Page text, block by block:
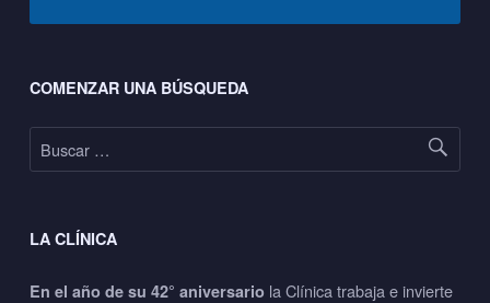
COMENZAR UNA BÚSQUEDA
Buscar:
LA CLÍNICA
En el año de su 42° aniversario la Clínica trabaja e invierte